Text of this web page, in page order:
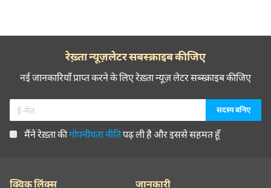
रेख़्ता न्यूज़लेटर सबस्क्राइब कीजिए
नई जानकारियाँ प्राप्त करने के लिए रेख़्ता न्यूज़ लेटर सब्स्क्राइब कीजिए
मैंने रेख़्ता कीगोपनीयता नीतिपढ़ ली है और इससे सहमत हूँ
क्विक लिंक्स जानकारी